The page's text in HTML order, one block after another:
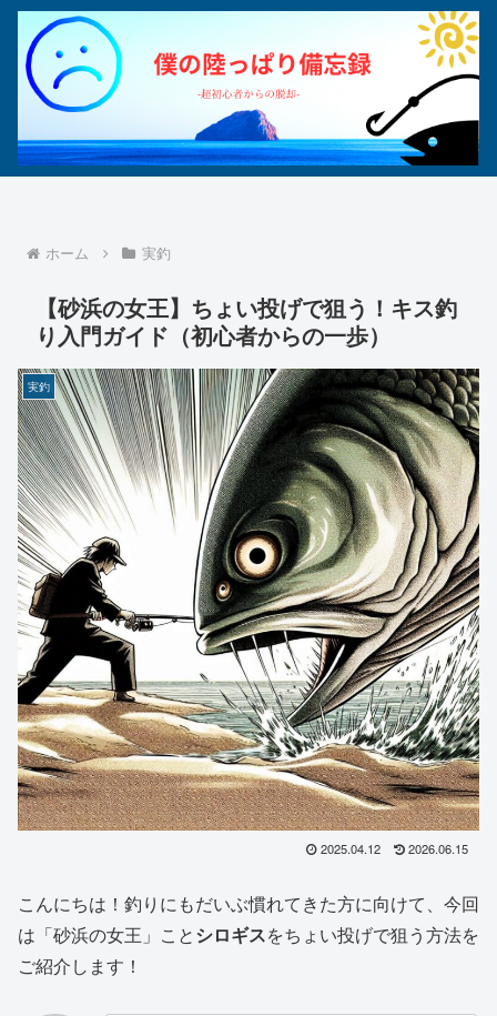
ホーム 実釣
【砂浜の女王】ちょい投げで狙う！キス釣
り入門ガイド（初心者からの一歩）
実釣
2025.04.12 2026.06.15
こんにちは！釣りにもだいぶ慣れてきた方に向けて、今回
は「砂浜の女王」ことシロギスをちょい投げで狙う方法を
ご紹介します！